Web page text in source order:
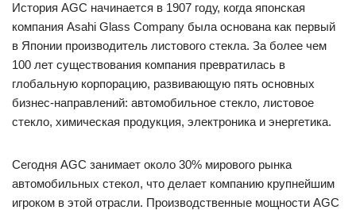
История AGC начинается в 1907 году, когда японская
компания Asahi Glass Company была основана как первый
в Японии производитель листового стекла. За более чем
100 лет существования компания превратилась в
глобальную корпорацию, развивающую пять основных
бизнес-направлений: автомобильное стекло, листовое
стекло, химическая продукция, электроника и энергетика.
Сегодня AGC занимает около 30% мирового рынка
автомобильных стекол, что делает компанию крупнейшим
игроком в этой отрасли. Производственные мощности AGC